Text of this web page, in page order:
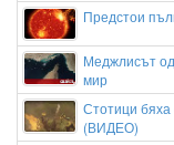
Предстои
Меджлисът
мир
Стотици бяха
(ВИДЕО)